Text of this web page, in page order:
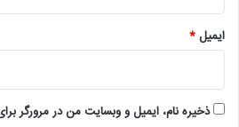
ایمیل*
ذخیره نام، ایمیل و وبسایت من در مرورگر